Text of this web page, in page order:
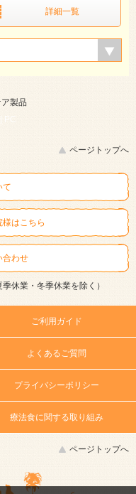
詳細一覧
製品
PC
ページトップへ
て
はこちら
合わせ
休業・冬季休業を除く）
ご利用ガイド
よくあるご質問
プライバシーポリシー
療法食に関する取り組み
ページトップへ